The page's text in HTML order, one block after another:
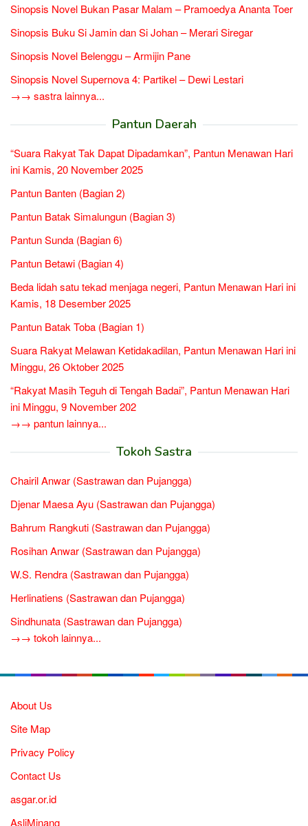
Sinopsis Novel Bukan Pasar Malam – Pramoedya Ananta Toer
Sinopsis Buku Si Jamin dan Si Johan – Merari Siregar
Sinopsis Novel Belenggu – Armijin Pane
Sinopsis Novel Supernova 4: Partikel – Dewi Lestari
→→ sastra lainnya...
Pantun Daerah
“Suara Rakyat Tak Dapat Dipadamkan”, Pantun Menawan Hari
ini Kamis, 20 November 2025
Pantun Banten (Bagian 2)
Pantun Batak Simalungun (Bagian 3)
Pantun Sunda (Bagian 6)
Pantun Betawi (Bagian 4)
Beda lidah satu tekad menjaga negeri, Pantun Menawan Hari ini
Kamis, 18 Desember 2025
Pantun Batak Toba (Bagian 1)
Suara Rakyat Melawan Ketidakadilan, Pantun Menawan Hari ini
Minggu, 26 Oktober 2025
“Rakyat Masih Teguh di Tengah Badai”, Pantun Menawan Hari
ini Minggu, 9 November 202
→→ pantun lainnya...
Tokoh Sastra
Chairil Anwar (Sastrawan dan Pujangga)
Djenar Maesa Ayu (Sastrawan dan Pujangga)
Bahrum Rangkuti (Sastrawan dan Pujangga)
Rosihan Anwar (Sastrawan dan Pujangga)
W.S. Rendra (Sastrawan dan Pujangga)
Herlinatiens (Sastrawan dan Pujangga)
Sindhunata (Sastrawan dan Pujangga)
→→ tokoh lainnya...
About Us
Site Map
Privacy Policy
Contact Us
asgar.or.id
AsliMinang